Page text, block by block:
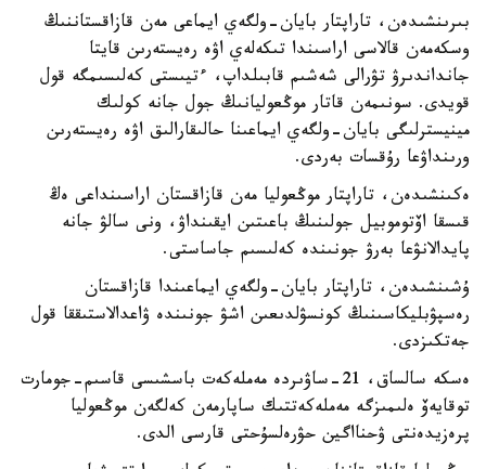
بىرىنشىدەن، تاراپتار بايان-ولگەي ايماعى مەن قازاقستاننىڭ
وسكەمەن قالاسى اراسىندا تىكەلەي اۋە رەيستەرىن قايتا
جانداندىرۋ تۋرالى شەشىم قابىلداپ، ءتيىستى كەلىسىمگە قول
قويدى. سونىمەن قاتار موڭعوليانىڭ جول جانە كولىك
مينيسترلىگى بايان-ولگەي ايماعىنا حالىقارالىق اۋە رەيستەرىن
ورىنداۋعا رۇقسات بەردى.
ەكىنشىدەن، تاراپتار موڭعوليا مەن قازاقستان اراسىنداعى ەڭ
قىسقا اۆتوموبيل جولىنىڭ باعىتىن ايقىنداۋ، ونى سالۋ جانە
پايدالانۋعا بەرۋ جونىندە كەلىسىم جاساستى.
ۇشىنشىدەن، تاراپتار بايان-ولگەي ايماعىندا قازاقستان
رەسپۋبليكاسىنىڭ كونسۋلدىعىن اشۋ جونىندە ۋاعدالاستىققا قول
جەتكىزدى.
ەسكە سالساق، 21-ساۋىردە مەملەكەت باسشىسى قاسىم-جومارت
توقايەۆ ەلىمىزگە مەملەكەتتىك ساپارمەن كەلگەن موڭعوليا
پرەزيدەنتى ۋحنااگين حۋرەلسۇحتى قارسى الدى.